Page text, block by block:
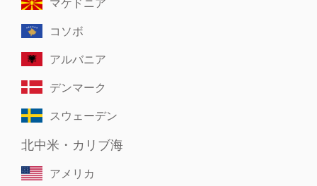
コソボ
アルバニア
デンマーク
スウェーデン
北中米・カリブ海
アメリカ